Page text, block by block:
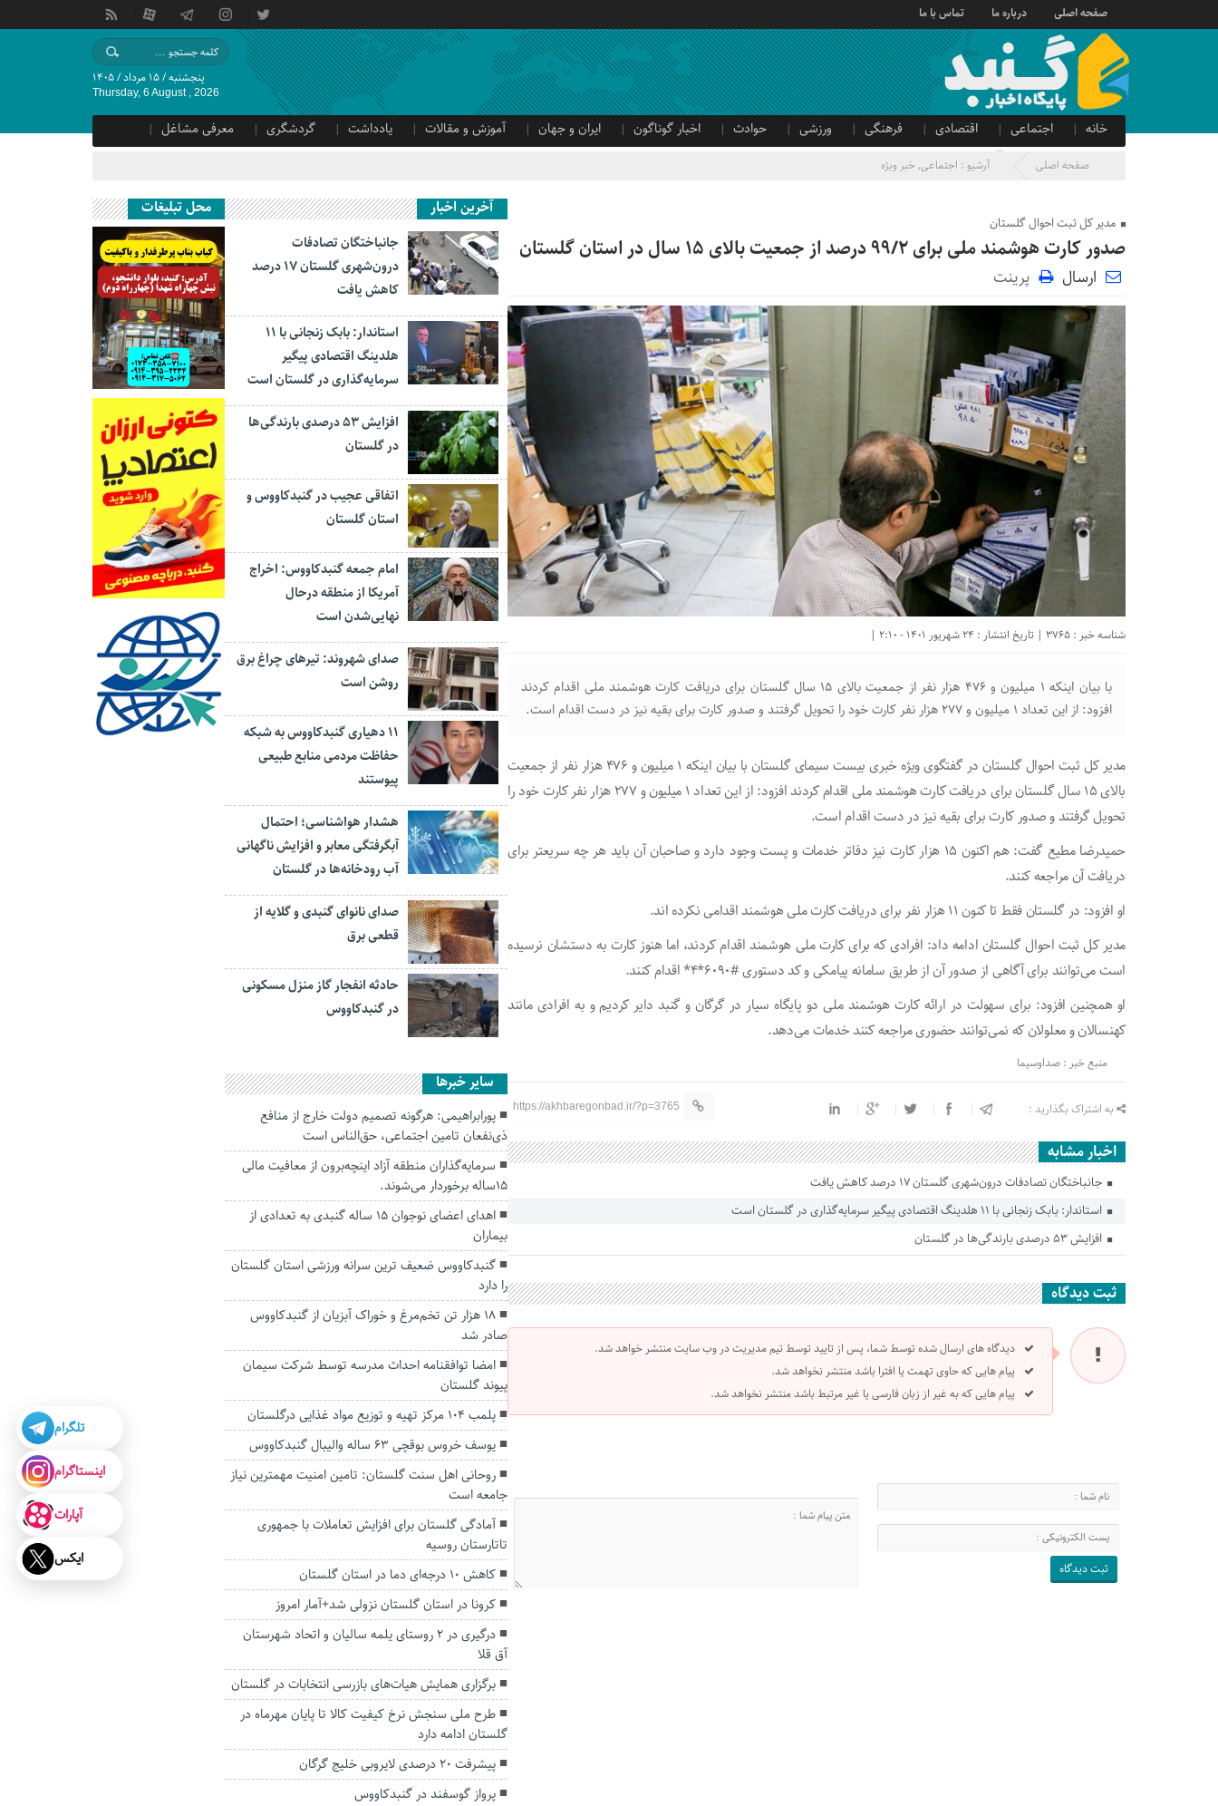
صفحه اصلی درباره ما تماس با ما
پنجشنبه / ۱۵ مرداد / ۱۴۰۵
Thursday, 6 August , 2026
خانه اجتماعی اقتصادی فرهنگی ورزشی حوادث اخبار گوناگون ایران و جهان آموزش و مقالات یادداشت گردشگری
معرفی مشاغل
صدای شهروند
آگهی دولتی صفحه اصلی آرشیو : اجتماعی,خبر ویژه
مدیر کل ثبت احوال گلستان
صدور کارت هوشمند ملی برای ۹۹/2 درصد از جمعیت بالای ۱۵ سال در استان گلستان
ارسال پرینت
شناسه خبر : 3765 | تاریخ انتشار : 24 شهریور 1401 - 2:10 |
با بیان اینکه ۱ میلیون و ۴۷۶ هزار نفر از جمعیت بالای ۱۵ سال گلستان برای دریافت کارت هوشمند ملی اقدام کردند
افزود: از این تعداد ۱ میلیون و ۲۷۷ هزار نفر کارت خود را تحویل گرفتند و صدور کارت برای بقیه نیز در دست اقدام است.
مدیر کل ثبت احوال گلستان در گفتگوی ویژه خبری بیست سیمای گلستان با بیان اینکه ۱ میلیون و ۴۷۶ هزار نفر از جمعیت
بالای ۱۵ سال گلستان برای دریافت کارت هوشمند ملی اقدام کردند افزود: از این تعداد ۱ میلیون و ۲۷۷ هزار نفر کارت خود را
تحویل گرفتند و صدور کارت برای بقیه نیز در دست اقدام است.
حمیدرضا مطیع گفت: هم اکنون ۱۵ هزار کارت نیز دفاتر خدمات و پست وجود دارد و صاحبان آن باید هر چه سریعتر برای
دریافت آن مراجعه کنند.
او افزود: در گلستان فقط تا کنون ۱۱ هزار نفر برای دریافت کارت ملی هوشمند اقدامی نکرده اند.
مدیر کل ثبت احوال گلستان ادامه داد: افرادی که برای کارت ملی هوشمند اقدام کردند، اما هنوز کارت به دستشان نرسیده
است می‌توانند برای آگاهی از صدور آن از طریق سامانه پیامکی و کد دستوری #۶۰۹۰*۴* اقدام کنند.
او همچنین افزود: برای سهولت در ارائه کارت هوشمند ملی دو پایگاه سیار در گرگان و گنبد دایر کردیم و به افرادی مانند
کهنسالان و معلولان که نمی‌توانند حضوری مراجعه کنند خدمات می‌دهد.
منبع خبر : صداوسیما
به اشتراک بگذارید : https://akhbaregonbad.ir/?p=3765
اخبار مشابه
جانباختگان تصادفات درون‌شهری گلستان ۱۷ درصد کاهش یافت
استاندار: بابک زنجانی با ۱۱ هلدینگ اقتصادی پیگیر سرمایه‌گذاری در گلستان است
افزایش ۵۳ درصدی بارندگی‌ها در گلستان
ثبت دیدگاه
دیدگاه های ارسال شده توسط شما، پس از تایید توسط تیم مدیریت در وب سایت منتشر خواهد شد.
پیام هایی که حاوی تهمت یا افترا باشد منتشر نخواهد شد.
پیام هایی که به غیر از زبان فارسی یا غیر مرتبط باشد منتشر نخواهد شد.
آخرین اخبار
جانباختگان تصادفات
درون‌شهری گلستان ۱۷ درصد
کاهش یافت
استاندار: بابک زنجانی با ۱۱
هلدینگ اقتصادی پیگیر
سرمایه‌گذاری در گلستان است
افزایش ۵۳ درصدی بارندگی‌ها
در گلستان
اتفاقی عجیب در‌ گنبدکاووس و
استان گلستان
امام جمعه گنبدکاووس: اخراج
آمریکا از منطقه درحال
نهایی‌شدن است
صدای شهروند: تیرهای چراغ برق
روشن است
۱۱ دهیاری گنبدکاووس به شبکه
حفاظت مردمی منابع طبیعی
پیوستند
هشدار هواشناسی؛ احتمال
آبگرفتگی معابر و افزایش ناگهانی
آب رودخانه‌ها در گلستان
صدای نانوای گنبدی و گلایه از
قطعی برق
حادثه انفجار گاز منزل مسکونی
در گنبدکاووس
سایر خبرها
پورابراهیمی: هرگونه تصمیم دولت خارج از منافع
ذی‌نفعان تامین اجتماعی، حق‌الناس است
سرمایه‌گذاران منطقه آزاد اینچه‌برون از معافیت مالی
15ساله برخوردار می‌شوند.
اهدای اعضای نوجوان ۱۵ ساله گنبدی به تعدادی از
بیماران
گنبدکاووس ضعیف ترین سرانه ورزشی استان گلستان
را دارد
۱۸ هزار تن تخم‌مرغ و خوراک آبزیان از گنبدکاووس
صادر شد
امضا توافقنامه احداث مدرسه توسط شرکت سیمان
پیوند گلستان
پلمب ۱۰۴ مرکز تهیه و توزیع مواد غذایی درگلستان
یوسف خروس بوقچی ۶۳ ساله والیبال گنبدکاووس
روحانی اهل سنت گلستان: تامین امنیت مهمترین نیاز
جامعه است
آمادگی گلستان برای افزایش تعاملات با جمهوری
تاتارستان روسیه
کاهش ۱۰ درجه‌ای دما در استان گلستان
کرونا در استان گلستان نزولی شد+آمار امروز
درگیری در ۲ روستای یلمه سالیان و اتحاد شهرستان
آق قلا
برگزاری همایش هیات‌های بازرسی انتخابات در گلستان
طرح ملی سنجش نرخ کیفیت کالا تا پایان مهرماه در
گلستان ادامه دارد
پیشرفت ۲۰ درصدی لایروبی خلیج گرگان
پرواز گوسفند در گنبدکاووس
محل تبلیغات
تلگرام
اینستاگرام
آپارات
ایکس